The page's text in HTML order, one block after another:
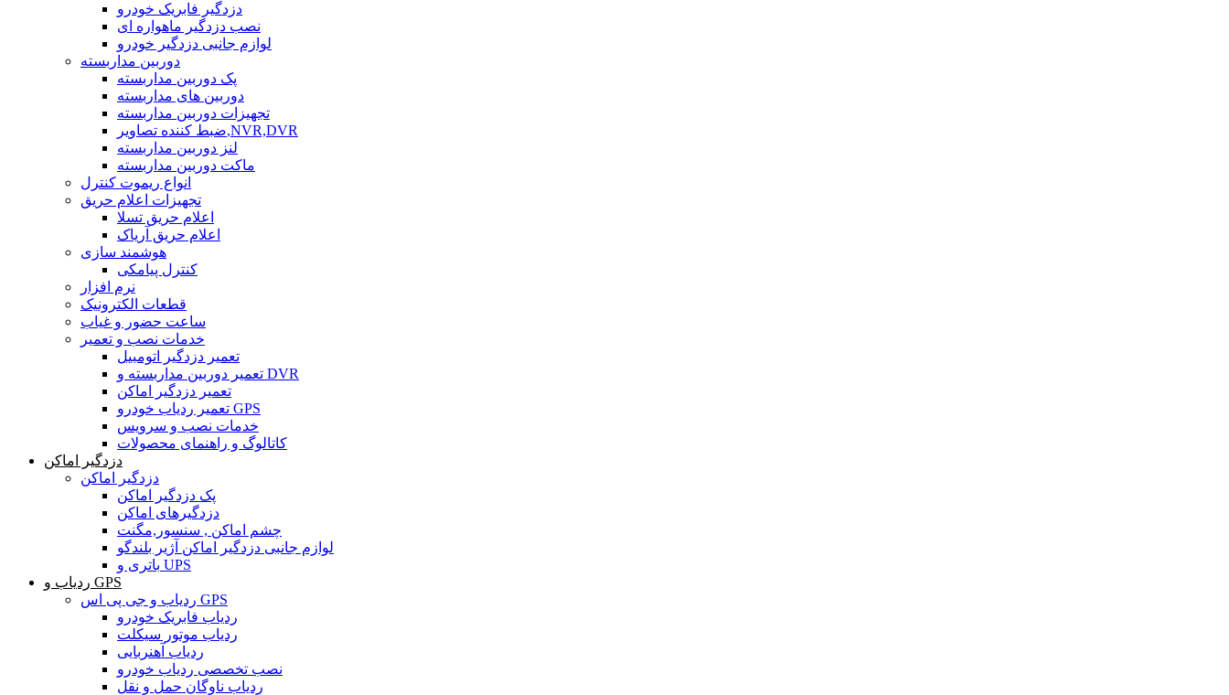
دزدگیر فابریک خودرو
نصب دزدگیر ماهواره ای
لوازم جانبی دزدگیر خودرو
دوربین مداربسته
پک دوربین مداربسته
دوربین های مداربسته
تجهیزات دوربین مداربسته
ضبط کننده تصاویر,NVR,DVR
لنز دوربین مداربسته
ماکت دوربین مداربسته
انواع ریموت کنترل
تجهیزات اعلام حریق
اعلام حریق تسلا
اعلام حریق آریاک
هوشمند سازی
کنترل پیامکی
نرم افزار
قطعات الکترونیک
ساعت حضور و غیاب
خدمات نصب و تعمیر
تعمیر دزدگیر اتومبیل
تعمیر دوربین مداربسته و DVR
تعمیر دزدگیر اماکن
تعمیر ردیاب خودرو GPS
خدمات نصب و سرویس
کاتالوگ و راهنمای محصولات
دزدگیر اماکن
دزدگیر اماکن
پک دزدگیر اماکن
دزدگیرهای اماکن
چشم اماکن , سنسور,مگنت
لوازم جانبی دزدگیر اماکن آژیر بلندگو
باتری و UPS
ردیاب و GPS
ردیاب و جی پی اس GPS
ردیاب فابریک خودرو
ردیاب موتور سیکلت
ردیاب آهنربایی
نصب تخصصی ردیاب خودرو
ردیاب ناوگان حمل و نقل